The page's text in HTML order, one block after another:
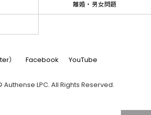
離婚・男女問題
） Facebook YouTube
LPC. All Rights Reserved.